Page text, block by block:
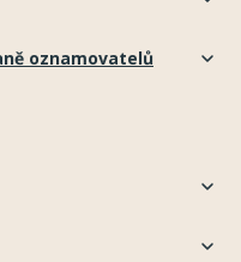
oznamovatelů